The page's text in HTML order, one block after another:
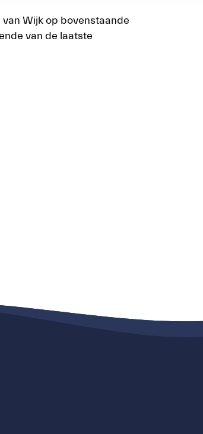
Wijk op bovenstaande
van de laatste